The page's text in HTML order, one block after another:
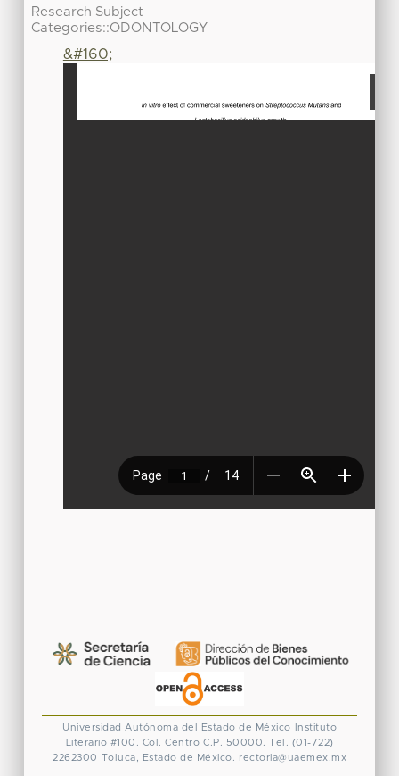
Research Subject
Categories::ODONTOLOGY
&#160;
Universidad Autónoma del Estado de México
Instituto
Literario #100. Col. Centro C.P. 50000. Tel. (01-722)
2262300 Toluca, Estado de México. rectoria@uaemex.mx